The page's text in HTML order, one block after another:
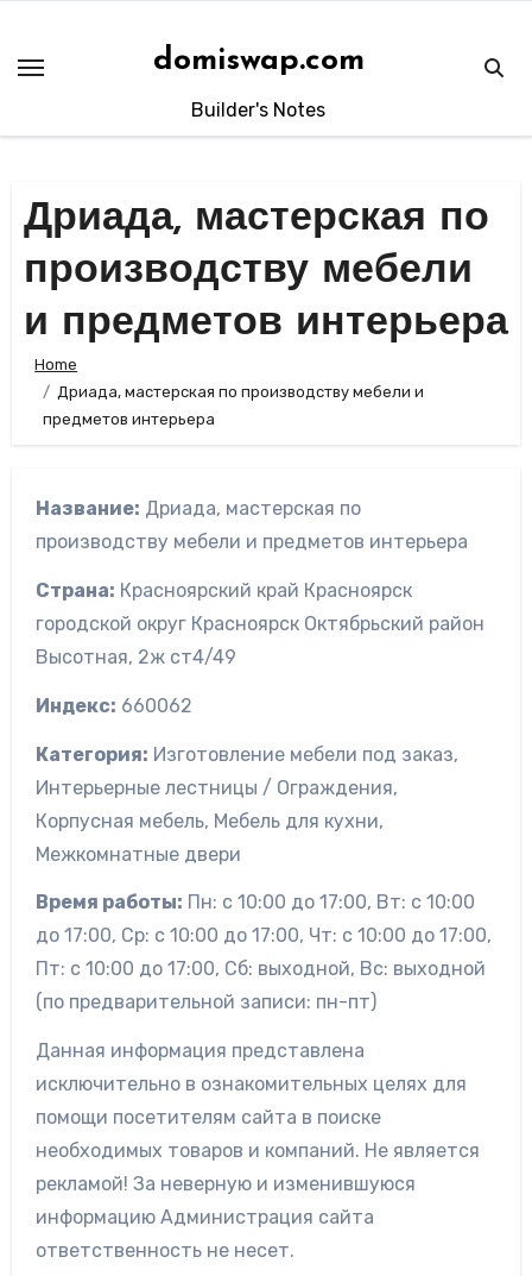
content
domiswap.com
Builder's Notes
Дриада, мастерская по
производству мебели
и предметов интерьера
Home
Дриада, мастерская по производству мебели и
предметов интерьера
Название: Дриада, мастерская по
производству мебели и предметов интерьера
Страна: Красноярский край Красноярск
городской округ Красноярск Октябрьский район
Высотная, 2ж ст4/49
Индекс: 660062
Категория: Изготовление мебели под заказ,
Интерьерные лестницы / Ограждения,
Корпусная мебель, Мебель для кухни,
Межкомнатные двери
Время работы: Пн: с 10:00 до 17:00, Вт: с 10:00
до 17:00, Ср: с 10:00 до 17:00, Чт: с 10:00 до 17:00,
Пт: с 10:00 до 17:00, Сб: выходной, Вс: выходной
(по предварительной записи: пн-пт)
Данная информация представлена
исключительно в ознакомительных целях для
помощи посетителям сайта в поиске
необходимых товаров и компаний. Не является
рекламой! За неверную и изменившуюся
информацию Администрация сайта
ответственность не несет.